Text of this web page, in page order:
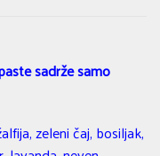
sadrže samo
zeleni čaj, bosiljak,